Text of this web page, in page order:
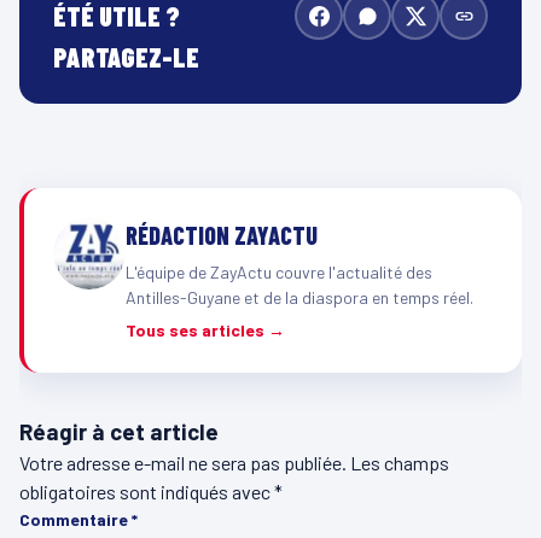
ÉTÉ UTILE ?
PARTAGEZ-LE
RÉDACTION ZAYACTU
L'équipe de ZayActu couvre l'actualité des
Antilles-Guyane et de la diaspora en temps réel.
Tous ses articles →
Réagir à cet article
Votre adresse e-mail ne sera pas publiée. Les champs
obligatoires sont indiqués avec*
Commentaire*